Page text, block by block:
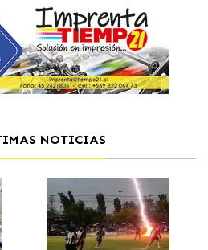
NOTICIAS